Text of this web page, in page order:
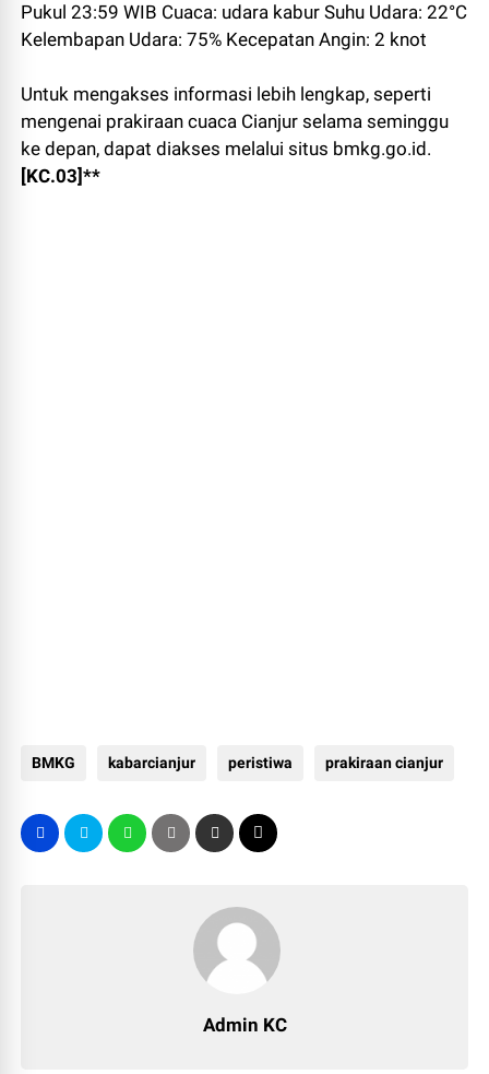
Pukul 23:59 WIB Cuaca: udara kabur Suhu Udara: 22°C
Kelembapan Udara: 75% Kecepatan Angin: 2 knot
Untuk mengakses informasi lebih lengkap, seperti
mengenai prakiraan cuaca Cianjur selama seminggu
ke depan, dapat diakses melalui situs bmkg.go.id.
[KC.03]**
BMKG kabarcianjur peristiwa prakiraan cianjur
Admin KC